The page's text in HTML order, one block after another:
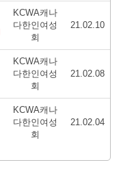
KCWA캐나
다한인여성
회
21.02.10
KCWA캐나
다한인여성
회
21.02.08
KCWA캐나
다한인여성
회
21.02.04